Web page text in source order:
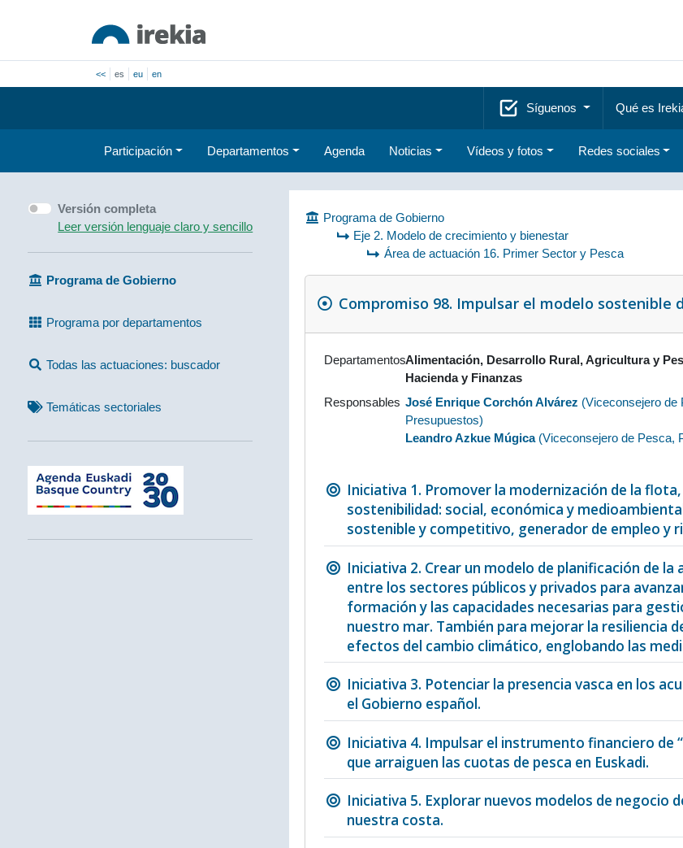
<< es eu en
Síguenos Qué es
Participación Departamentos Agenda Noticias Vídeos y fotos Redes sociales
Versión completa
Leer versión lenguaje claro y sencillo
Programa de Gobierno
Programa por departamentos
Todas las actuaciones: buscador
Temáticas sectoriales
Programa de Gobierno
Eje 2. Modelo de crecimiento y bienestar
Área de actuación 16. Primer Sector y Pesca
Compromiso 98. Impulsar el modelo sostenible
DepartamentosAlimentación, Desarrollo Rural, Agricultura y
Hacienda y Finanzas
Responsables José Enrique Corchón Alvárez (Viceconsejero de
Presupuestos)
Leandro Azkue Múgica(Viceconsejero de Pesca,
Iniciativa 1. Promover la modernización de la
sostenibilidad: social, económica y
sostenible y competitivo, generador de empleo y
Iniciativa 2. Crear un modelo de planificación de
entre los sectores públicos y privados para
formación y las capacidades necesarias para
nuestro mar. También para mejorar la resiliencia
efectos del cambio climático, englobando las
Iniciativa 3. Potenciar la presencia vasca en los
el Gobierno español.
Iniciativa 4. Impulsar el instrumento financiero de
que arraiguen las cuotas de pesca en Euskadi.
Iniciativa 5. Explorar nuevos modelos de negocio
nuestra costa.